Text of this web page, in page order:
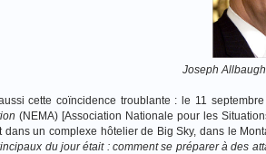
Joseph
cette coïncidence troublante : le 11
(NEMA) [Association Nationale pour les
dans un complexe hôtelier de Big Sky, dans le
du jour était : comment se préparer à des